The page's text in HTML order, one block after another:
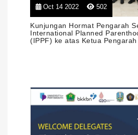
Oct 14 2022 502
Kunjungan Hormat Pengarah
International Planned
(IPPF) ke atas Ketua Pengarah